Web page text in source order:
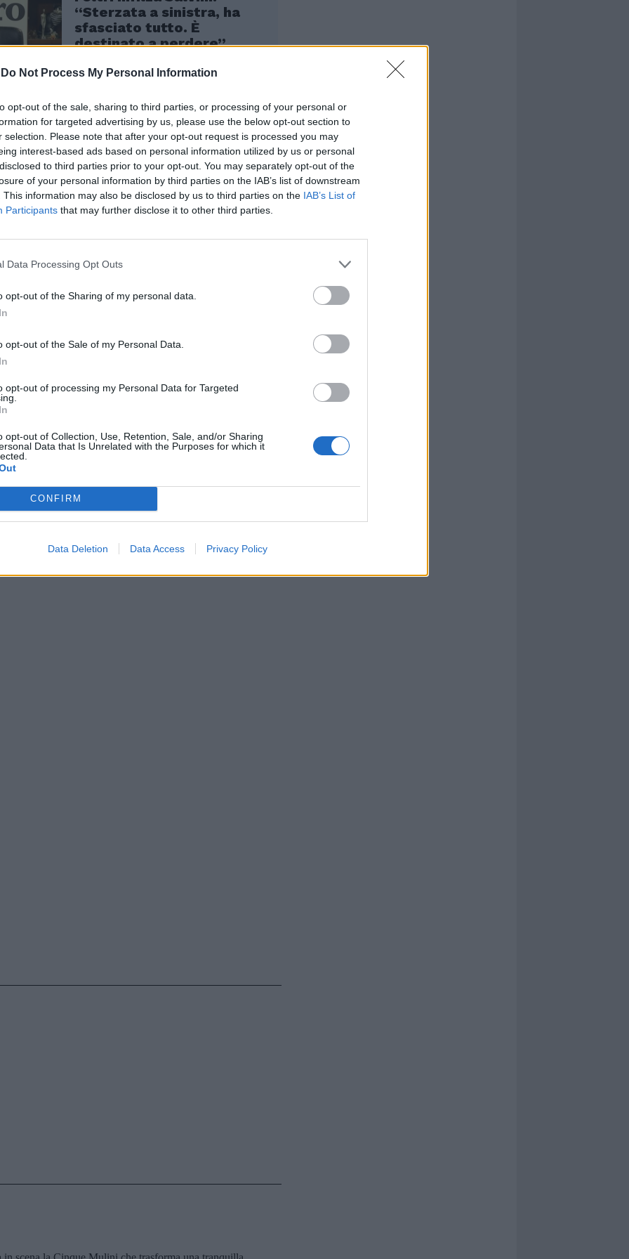
Do Not Process My Personal Information
opt-out of the sale, sharing to third parties, or processing of your personal or
for targeted advertising by us, please use the below opt-out section to
selection. Please note that after your opt-out request is processed you may
interest-based ads based on personal information utilized by us or personal
to third parties prior to your opt-out. You may separately opt-out of the
of your personal information by third parties on the IAB’s list of downstream
This information may also be disclosed by us to third parties on the IAB’s List of
Participants that may further disclose it to other third parties.
Data Processing Opt Outs
opt-out of the Sharing of my personal data.
opt-out of the Sale of my Personal Data.
opt-out of processing my Personal Data for Targeted
opt-out of Collection, Use, Retention, Sale, and/or Sharing
Data that Is Unrelated with the Purposes for which it
CONFIRM
Data Deletion Data Access Privacy Policy
“Sterzata a sinistra, ha
sfasciato tutto. È
destinato a perdere”
post su Facebook la Meloni è un
e ha mandato un altro messaggio
è chiaro a chi giova mantenere lo
forzare le regole democratiche:
chi vuole salvare a tutti i costi la
saremo pronti. Fino ad allora non gli
d’Italia, accerchiato dal fuoco delle
già partito il fuoco di fila per tentare di
a batterci per difendere l’interesse
rappresentare milioni di italiani che
nostro progetto politico”.